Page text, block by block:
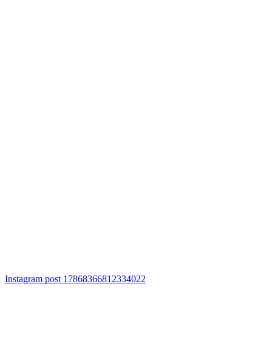
Instagram post 17868366812334022